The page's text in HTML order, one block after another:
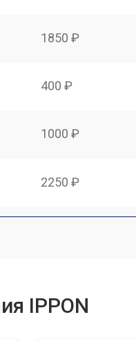
1850 ₽
400 ₽
1000 ₽
2250 ₽
IPPON